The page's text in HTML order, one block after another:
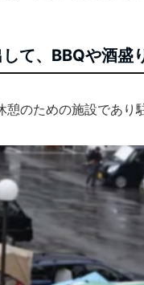
て、BBQや酒盛
のための施設であり